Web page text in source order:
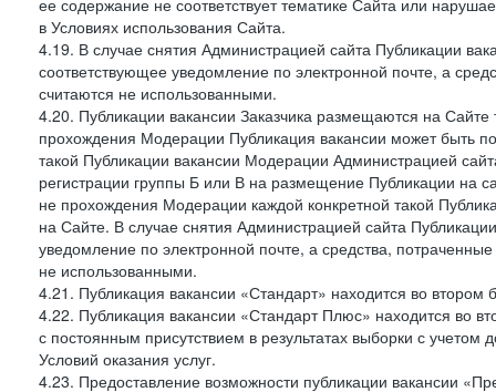
ее содержание не соответствует тематике Сайта или
в Условиях использования Сайта.
4.19. В случае снятия Администрацией сайта Публикации
соответствующее уведомление по электронной почте, а
считаются не использованными.
4.20. Публикации вакансии Заказчика размещаются на
прохождения Модерации Публикация вакансии может быть
такой Публикации вакансии Модерации Администрацией
регистрации группы Б или В на размещение Публикации на
не прохождения Модерации каждой конкретной такой
на Сайте. В случае снятия Администрацией сайта
уведомление по электронной почте, а средства,
не использованными.
4.21. Публикация вакансии «Стандарт» находится во втором
4.22. Публикация вакансии «Стандарт Плюс» находится во
с постоянным присутствием в результатах выборки с
Условий оказания услуг.
4.23. Предоставление возможности публикации вакансии